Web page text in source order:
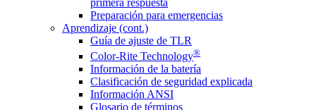
primera respuesta
Preparación para emergencias
Aprendizaje (cont.)
Guía de ajuste de TLR
Color-Rite Technology®
Información de la batería
Clasificación de seguridad explicada
Información ANSI
Glosario de términos